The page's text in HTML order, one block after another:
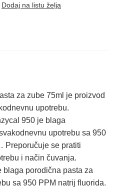
Dodaj na listu želja
za zube 75ml je proizvod
upotrebu.
950 je blaga
upotrebu sa 950
Preporučuje se pratiti
i način čuvanja.
porodična pasta za
sa 950 PPM natrij fluorida.